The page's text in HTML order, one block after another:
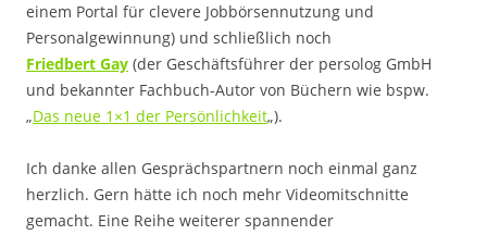
einem Portal für clevere Jobbörsennutzung und
Personalgewinnung) und schließlich noch
Friedbert Gay (der Geschäftsführer der persolog GmbH
und bekannter Fachbuch-Autor von Büchern wie bspw.
„Das neue 1×1 der Persönlichkeit„).
Ich danke allen Gesprächspartnern noch einmal ganz
herzlich. Gern hätte ich noch mehr Videomitschnitte
gemacht. Eine Reihe weiterer spannender